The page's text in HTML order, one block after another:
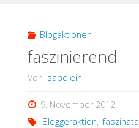
in
Blogaktionen
faszinierend
Von sabolein
9. November 2012
Bloggeraktion, faszinata